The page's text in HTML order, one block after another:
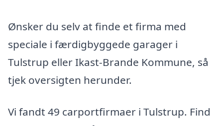
Ønsker du selv at finde et firma med
speciale i færdigbyggede garager i
Tulstrup eller Ikast-Brande Kommune, så
tjek oversigten herunder.
Vi fandt 49 carportfirmaer i Tulstrup. Find